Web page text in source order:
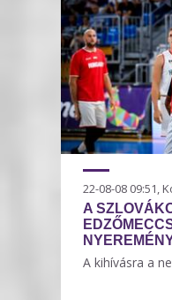
22-08-08 09:51,
A
A kihívásra a